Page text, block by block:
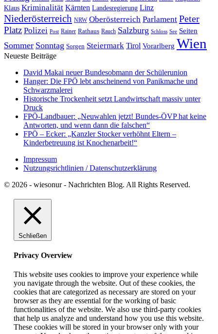
Klaus Kriminalität Kärnten Landesregierung Linz
Niederösterreich NRW Oberösterreich Parlament Peter
Platz Polizei Post Rainer Rathaus Rauch Salzburg Schloss See Seiten
Sommer Sonntag Sorgen Steiermark Tirol Vorarlberg Wien
Neueste Beiträge
David Makai neuer Bundesobmann der Schülerunion
Hanger: Die FPÖ lebt anscheinend von Panikmache und
Schwarzmalerei
Historische Trockenheit setzt Landwirtschaft massiv unter
Druck
FPÖ-Landbauer: „Neuwahlen jetzt! Bundes-ÖVP hat keine
Antworten, und wenn dann die falschen“
FPÖ – Ecker: „Kanzler Stocker verhöhnt Eltern –
Kinderbetreuung ist Knochenarbeit!“
Impressum
Nutzungsrichtlinien / Datenschutzerklärung
© 2026 - wiesonur - Nachrichten Blog. All Rights Reserved.
Schließen
Privacy Overview
This website uses cookies to improve your experience while
you navigate through the website. Out of these cookies, the
cookies that are categorized as necessary are stored on your
browser as they are essential for the working of basic
functionalities of the website. We also use third-party cookies
that help us analyze and understand how you use this website.
These cookies will be stored in your browser only with your